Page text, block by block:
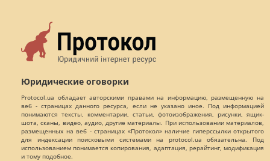
Юридические оговорки
Protocol.ua обладает авторскими правами на информацию, размещенную на
веб - страницах данного ресурса, если не указано иное. Под информацией
понимаются тексты, комментарии, статьи, фотоизображения, рисунки, ящик-
шота, сканы, видео, аудио, другие материалы. При использовании материалов,
размещенных на веб - страницах «Протокол» наличие гиперссылки открытого
для индексации поисковыми системами на protocol.ua обязательна. Под
использованием понимается копирования, адаптация, рерайтинг, модификация
и тому подобное.